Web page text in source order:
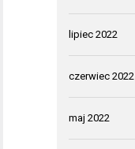
lipiec 2022
czerwiec 2022
maj 2022